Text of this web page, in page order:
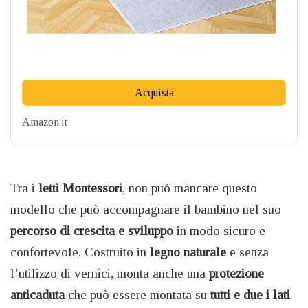
Acquista
Amazon.it
Tra i letti Montessori, non può mancare questo
modello che può accompagnare il bambino nel suo
percorso di crescita e sviluppo in modo sicuro e
confortevole. Costruito in legno naturale e senza
l’utilizzo di vernici, monta anche una protezione
anticadutache può essere montata su tutti e due i lati